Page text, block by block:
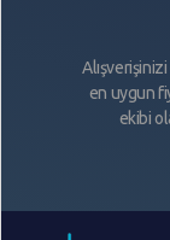
en uygun
ekibi